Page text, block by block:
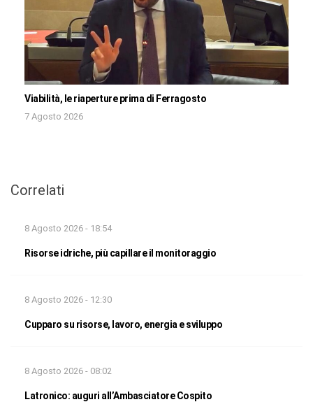
Viabilità, le riaperture prima di Ferragosto
7 Agosto 2026
Correlati
8 Agosto 2026 - 18:54
Risorse idriche, più capillare il monitoraggio
8 Agosto 2026 - 12:30
Cupparo su risorse, lavoro, energia e sviluppo
8 Agosto 2026 - 08:02
Latronico: auguri all’Ambasciatore Cospito